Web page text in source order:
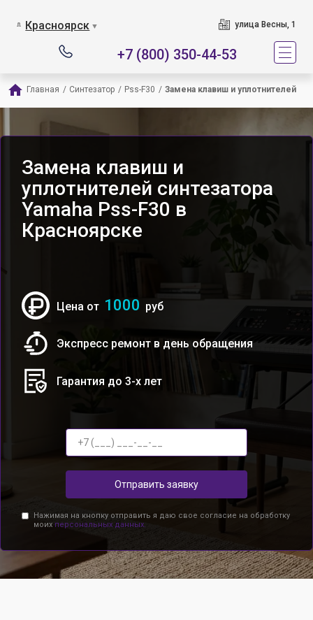
Красноярск ▼ улица Весны, 1
+7 (800) 350-44-53
Главная / Синтезатор / Pss-F30 / Замена клавиш и уплотнителей
Замена клавиш и
уплотнителей синтезатора
Yamaha Pss-F30 в
Красноярске
Цена от 1000 руб
Экспресс ремонт в день обращения
Гарантия до 3-х лет
Отправить заявку
Нажимая на кнопку отправить я даю свое согласие на обработку
моих персональных данных.